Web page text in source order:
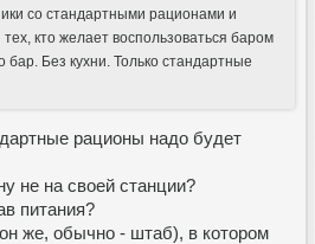
со стандартными рационами и
кто желает воспользоваться баром
Без кухни. Только стандартные
рационы надо будет
не на своей станции?
питания?
же, обычно - штаб), в котором